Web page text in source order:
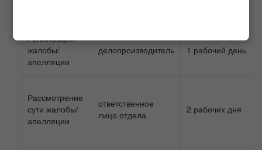
Регистрация
жалобы/
апелляции
делопроизводитель 1 рабочий день
Рассмотрение
сути жалобы/
апелляции
ответственное
лицо отдела
2 рабочих дня